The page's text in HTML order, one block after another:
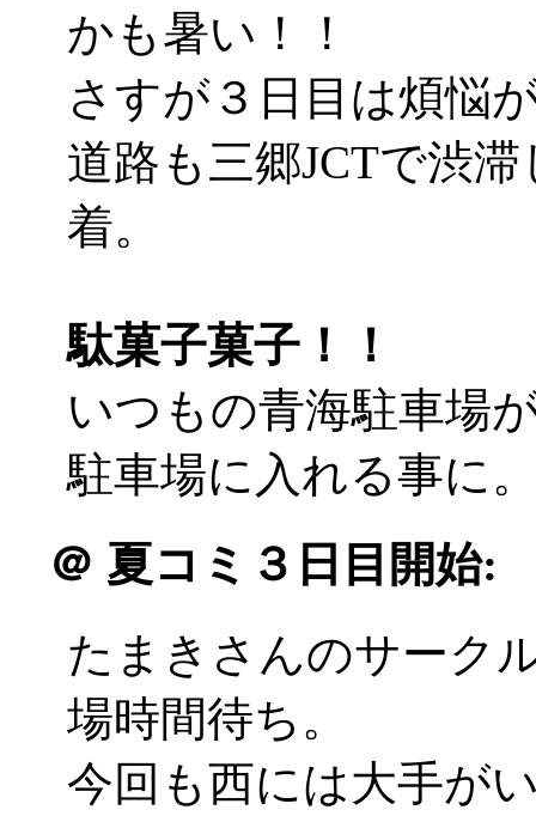
かも暑い！！
さすが３日目は煩悩
道路も三郷JCTで渋
着。
駄菓子菓子！！
いつもの青海駐車場
駐車場に入れる事に
＠ 夏コミ３日目開始:
たまきさんのサーク
場時間待ち。
今回も西には大手が